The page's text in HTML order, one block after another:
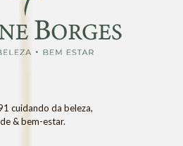
cuidando da beleza,
& bem-estar.